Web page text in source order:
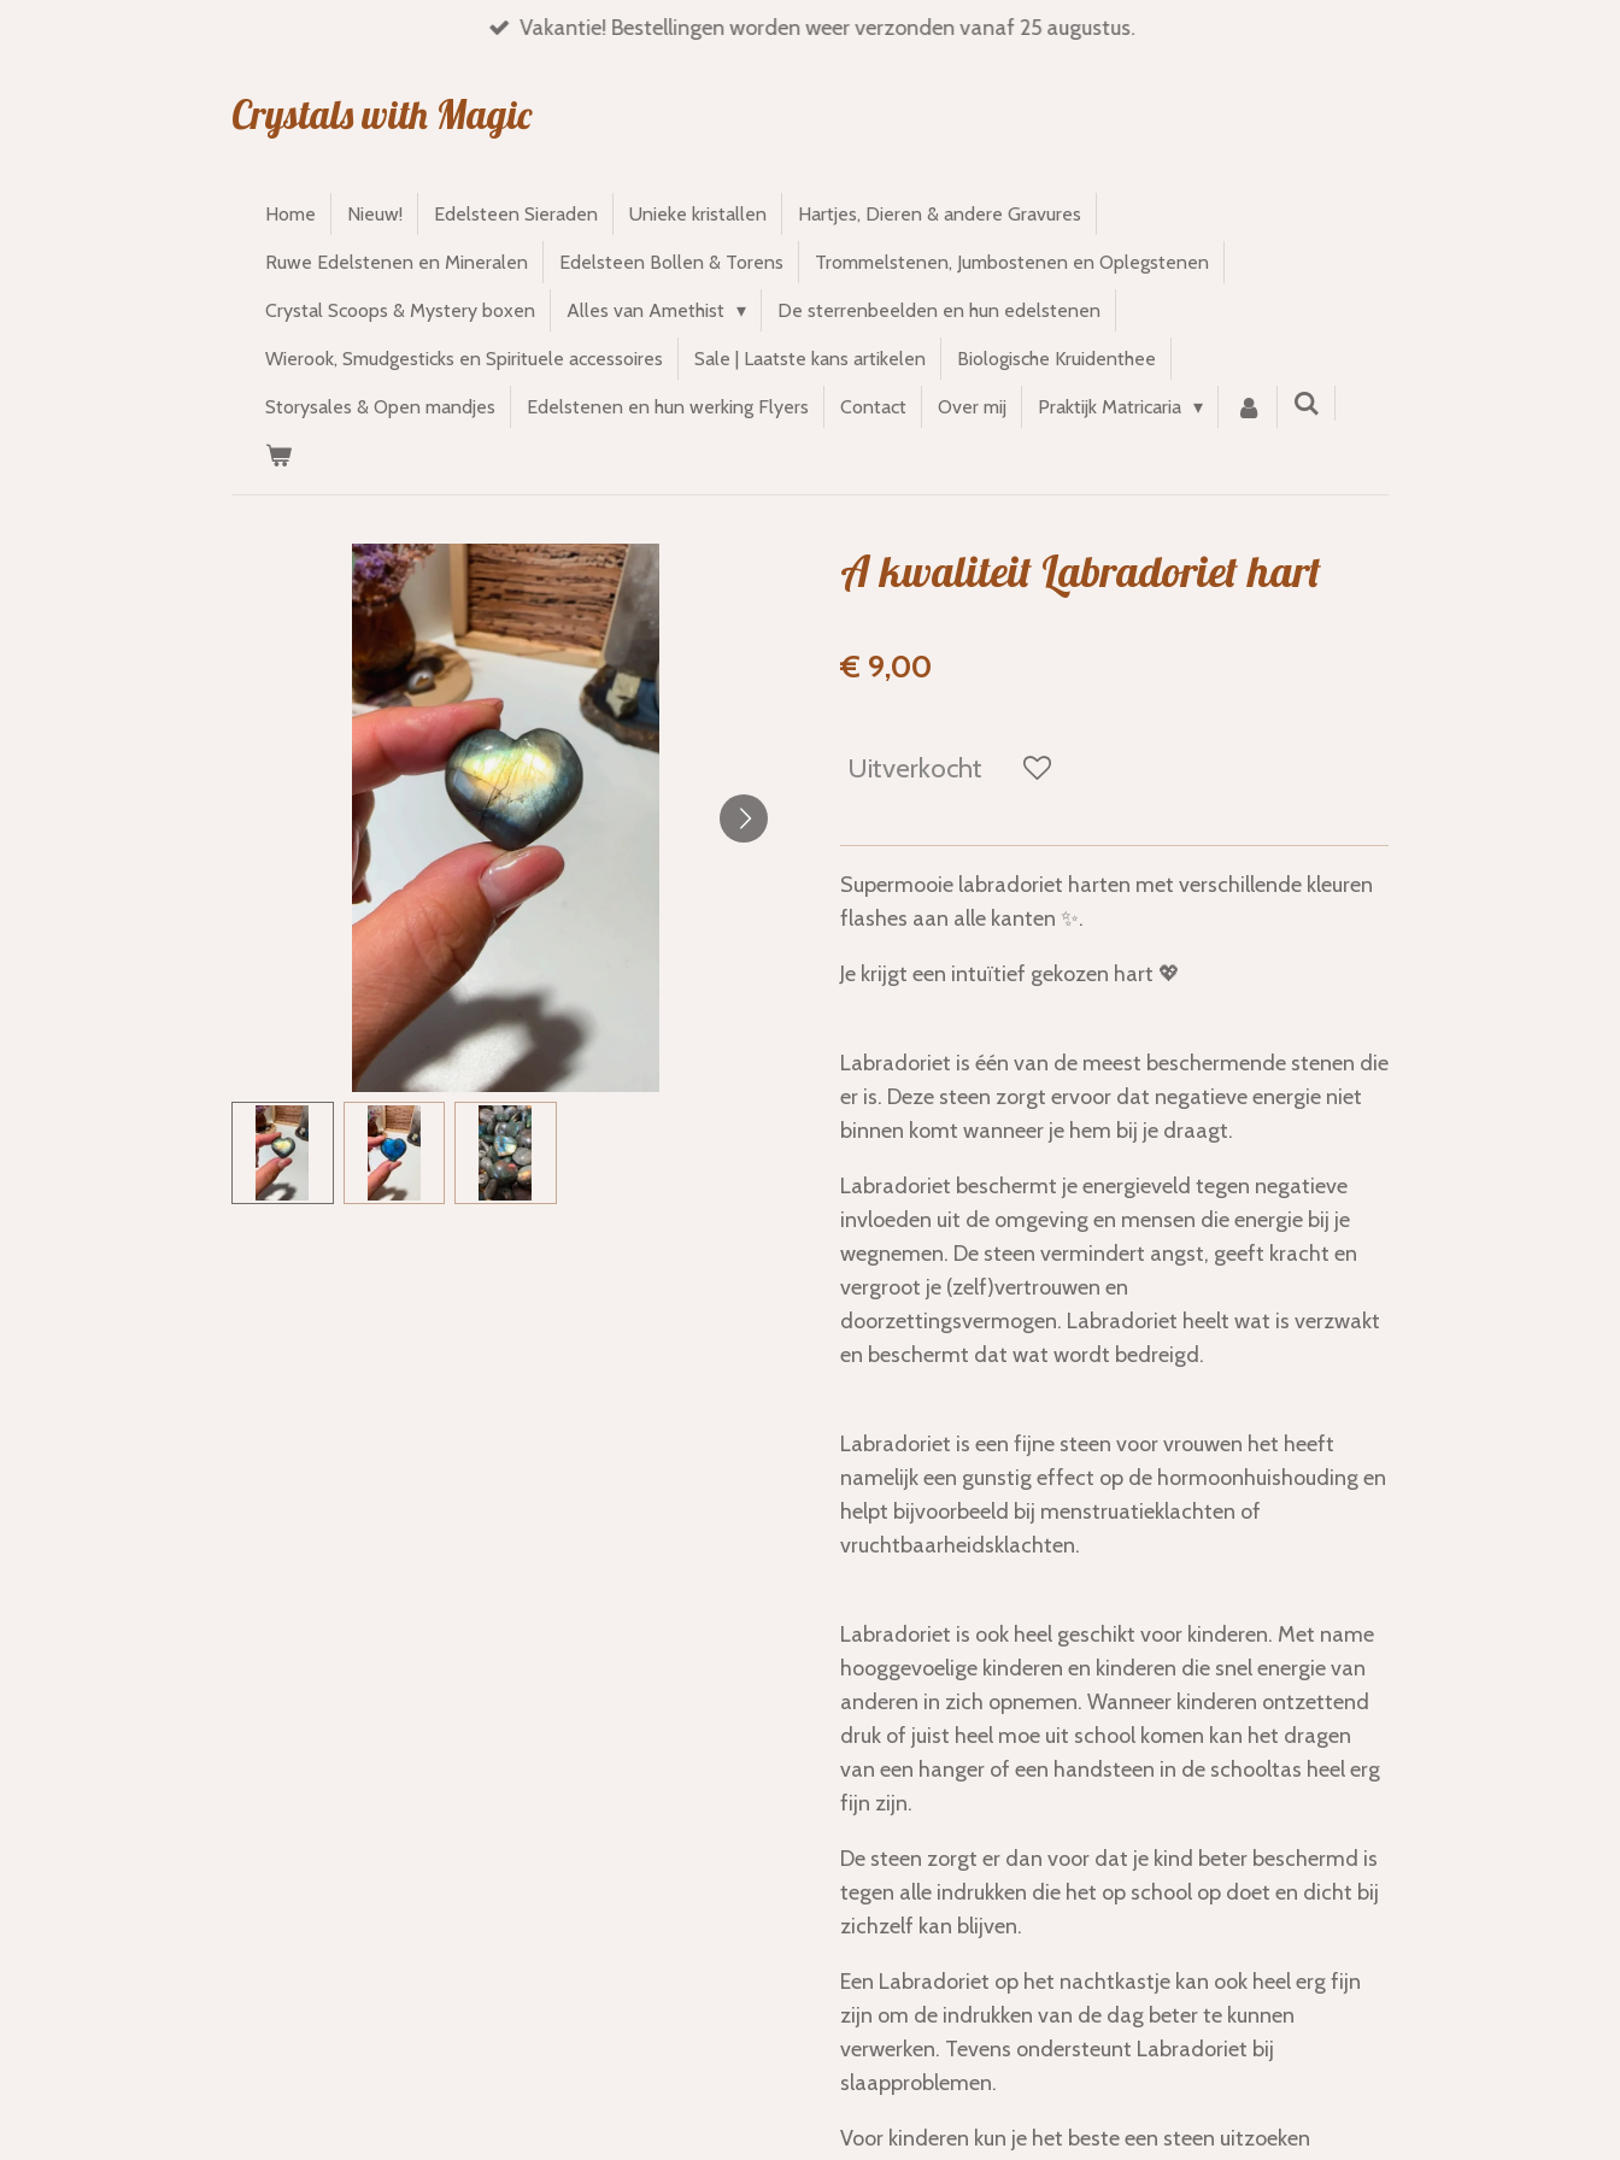
Vakantie! Bestellingen worden weer verzonden vanaf 25 augustus.
Crystals with Magic
Home Nieuw! Edelsteen Sieraden Unieke kristallen Hartjes, Dieren & andere Gravures
Ruwe Edelstenen en Mineralen Edelsteen Bollen & Torens Trommelstenen, Jumbostenen en Oplegstenen
Crystal Scoops & Mystery boxen Alles van Amethist De sterrenbeelden en hun edelstenen
Wierook, Smudgesticks en Spirituele accessoires Sale | Laatste kans artikelen Biologische Kruidenthee
Storysales & Open mandjes Edelstenen en hun werking Flyers Contact Over mij Praktijk Matricaria
A kwaliteit Labradoriet hart
€ 9,00
Uitverkocht
Supermooie labradoriet harten met verschillende kleuren
flashes aan alle kanten ✨.
Je krijgt een intuïtief gekozen hart 💖
Labradoriet is één van de meest beschermende stenen die
er is. Deze steen zorgt ervoor dat negatieve energie niet
binnen komt wanneer je hem bij je draagt.
Labradoriet beschermt je energieveld tegen negatieve
invloeden uit de omgeving en mensen die energie bij je
wegnemen. De steen vermindert angst, geeft kracht en
vergroot je (zelf)vertrouwen en
doorzettingsvermogen. Labradoriet heelt wat is verzwakt
en beschermt dat wat wordt bedreigd.
Labradoriet is een fijne steen voor vrouwen het heeft
namelijk een gunstig effect op de hormoonhuishouding en
helpt bijvoorbeeld bij menstruatieklachten of
vruchtbaarheidsklachten.
Labradoriet is ook heel geschikt voor kinderen. Met name
hooggevoelige kinderen en kinderen die snel energie van
anderen in zich opnemen. Wanneer kinderen ontzettend
druk of juist heel moe uit school komen kan het dragen
van een hanger of een handsteen in de schooltas heel erg
fijn zijn.
De steen zorgt er dan voor dat je kind beter beschermd is
tegen alle indrukken die het op school op doet en dicht bij
zichzelf kan blijven.
Een Labradoriet op het nachtkastje kan ook heel erg fijn
zijn om de indrukken van de dag beter te kunnen
verwerken. Tevens ondersteunt Labradoriet bij
slaapproblemen.
Voor kinderen kun je het beste een steen uitzoeken